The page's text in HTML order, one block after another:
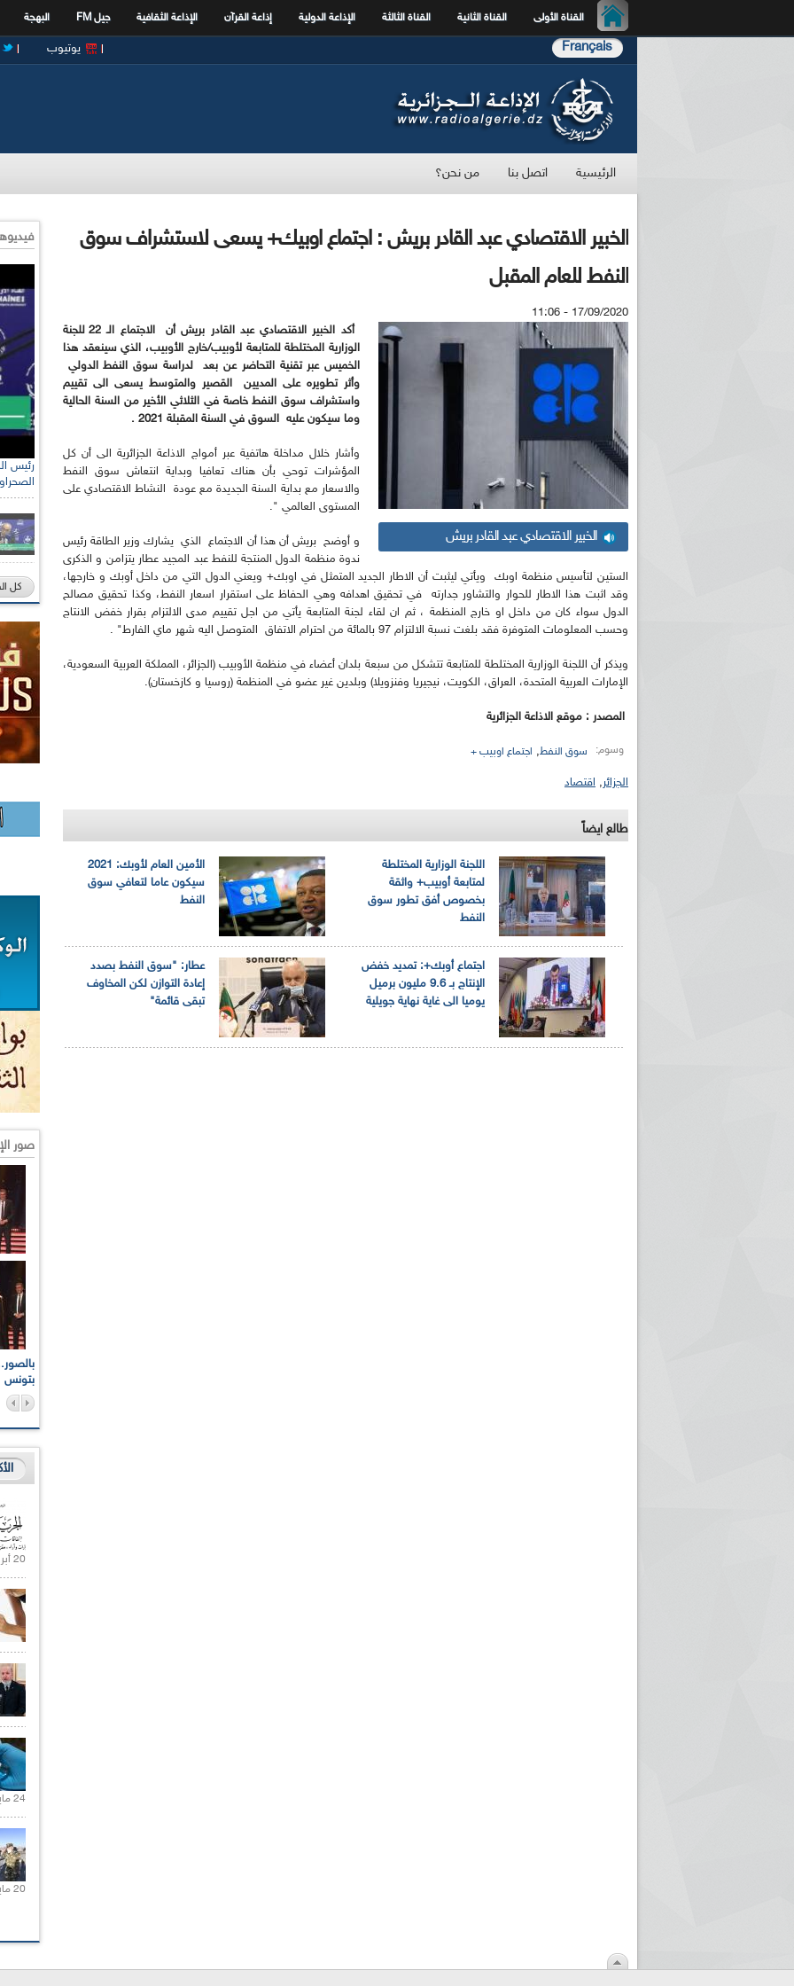
القناة الأولى القناة الثانية القناة الثالثة الإذاعة الدولية إذاعة القرآن الإذاعة الثقافية جيل FM البهجة
Français يوتيوب
الرئيسية اتصل بنا من نحن؟
الخبير الاقتصادي عبد القادر بريش : اجتماع اوبيك+ يسعى لاستشراف سوق
النفط للعام المقبل
17/09/2020 - 11:06
الخبير الاقتصادي عبد القادر بريش
أكد الخبير الاقتصادي عبد القادر بريش أن الاجتماع الـ 22 للجنة
الوزارية المختلطة للمتابعة لأوبيب/خارج الأوبيب، الذي سينعقد هذا
الخميس عبر تقنية التحاضر عن بعد
لدراسة سوق النفط الدولي
وأثر تطويره على المديين القصير والمتوسط يسعى الى تقييم
واستشراف سوق النفط خاصة في الثلاثي الأخير من السنة الحالية
وما سيكون عليه السوق في السنة المقبلة 2021 .
وأشار خلال مداخلة هاتفية عبر أمواج الاذاعة الجزائرية الى أن كل
المؤشرات توحي بأن هناك تعافيا وبداية انتعاش سوق النفط
والاسعار مع بداية السنة الجديدة مع عودة النشاط الاقتصادي على
المستوى العالمي ".
و أوضح بريش أن هذا أن الاجتماع الذي يشارك وزير الطاقة رئيس
ندوة منظمة الدول المنتجة للنفط عبد المجيد عطار يتزامن و الذكرى
الستين لتأسيس منظمة اوبك ويأتي ليثبت أن الاطار الجديد المتمثل في اوبك+ ويعني الدول التي من داخل أوبك و خارجها،
وقد اثبت هذا الاطار للحوار والتشاور جدارته في تحقيق اهدافه وهي الحفاظ على استقرار اسعار النفط، وكذا تحقيق مصالح
الدول سواء كان من داخل او خارج المنظمة ، ثم ان لقاء لجنة المتابعة يأتي من اجل تقييم مدى الالتزام بقرار خفض الانتاج
وحسب المعلومات المتوفرة فقد بلغت نسبة الالتزام 97 بالمائة من احترام الاتفاق المتوصل اليه شهر ماي الفارط" .
ويذكر أن اللجنة الوزارية المختلطة للمتابعة تتشكل من سبعة بلدان أعضاء في منظمة الأوبيب (الجزائر، المملكة العربية السعودية،
الإمارات العربية المتحدة، العراق، الكويت، نيجيريا وفنزويلا) وبلدين غير عضو في المنظمة (روسيا و كازخستان).
المصدر : موقع الاذاعة الجزائرية
وسوم: سوق النفط, اجتماع اوبيب +
الجزائر, اقتصاد
طالع ايضاً
الأمين العام لأوبك: 2021
سيكون عاما لتعافي سوق
النفط
اللجنة الوزارية المختلطة
لمتابعة أوبيب+ واثقة
بخصوص أفق تطور سوق
النفط
عطار: "سوق النفط بصدد
إعادة التوازن لكن المخاوف
تبقى قائمة"
اجتماع أوبك+: تمديد خفض
الإنتاج بـ 9.6 مليون برميل
يوميا الى غاية نهاية جويلية
رئيس
مدير
كل
صور
بتونس
20 أبريل 2021 |
24 مايو 2021 |
20 مايو 2021 |